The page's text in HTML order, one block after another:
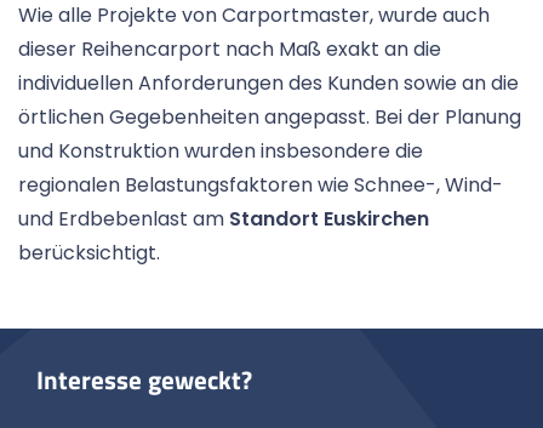
Wie alle Projekte von Carportmaster, wurde auch
dieser Reihencarport nach Maß exakt an die
individuellen Anforderungen des Kunden sowie an die
örtlichen Gegebenheiten angepasst. Bei der Planung
und Konstruktion wurden insbesondere die
regionalen Belastungsfaktoren wie Schnee-, Wind-
und Erdbebenlast am Standort Euskirchen
berücksichtigt.
Interesse geweckt?